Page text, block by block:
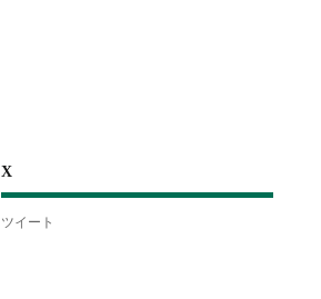
X
ツイート